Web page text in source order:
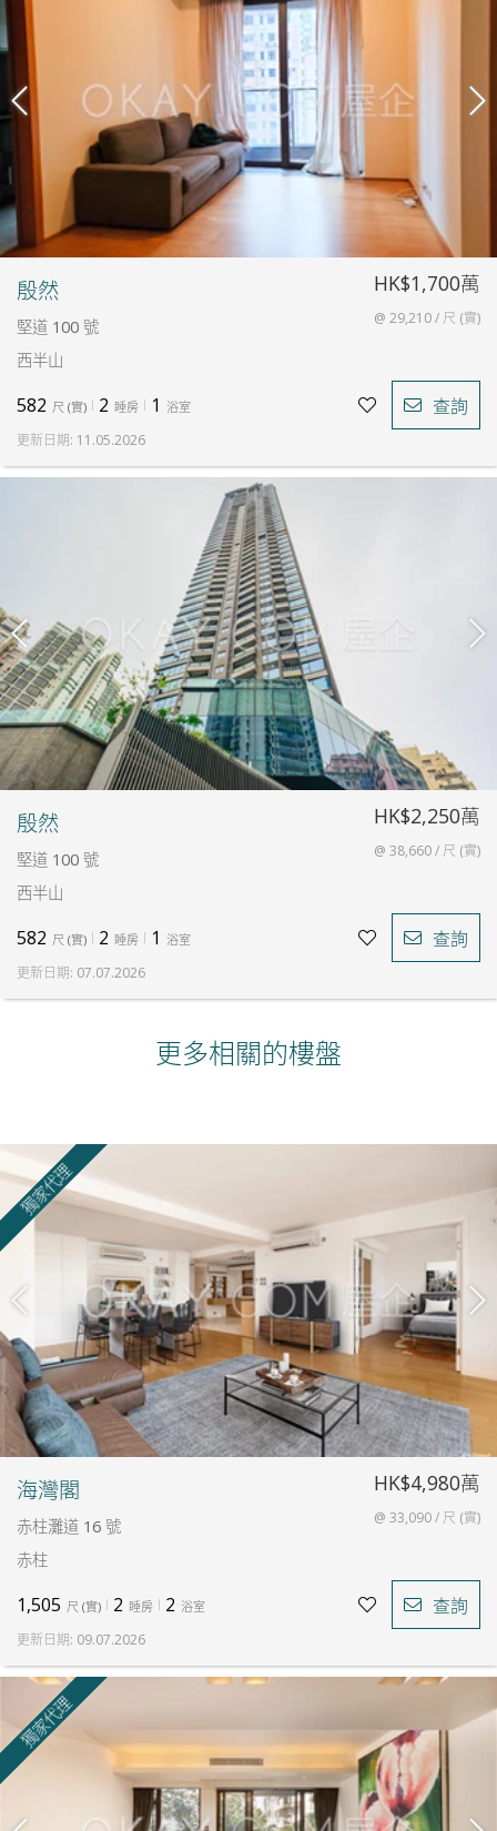
殷然
堅道 100 號
西半山
HK$1,700萬
@ 29,210 / 尺 (實)
582 尺 (實) 2 睡房 1 浴室 查詢
更新日期: 11.05.2026
殷然
堅道 100 號
西半山
HK$2,250萬
@ 38,660 / 尺 (實)
582 尺 (實) 2 睡房 1 浴室 查詢
更新日期: 07.07.2026
更多相關的樓盤
海灣閣
赤柱灘道 16 號
赤柱
HK$4,980萬
@ 33,090 / 尺 (實)
1,505 尺 (實) 2 睡房 2 浴室 查詢
更新日期: 09.07.2026
獨家代理
獨家代理